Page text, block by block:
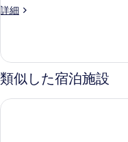
べ
写
真
を
詳
ト
プ
ル
ル
ー
詳細
ス
ー
ド
ト
プ
類似した宿泊施設
ホテル デュオ & ウェルネス